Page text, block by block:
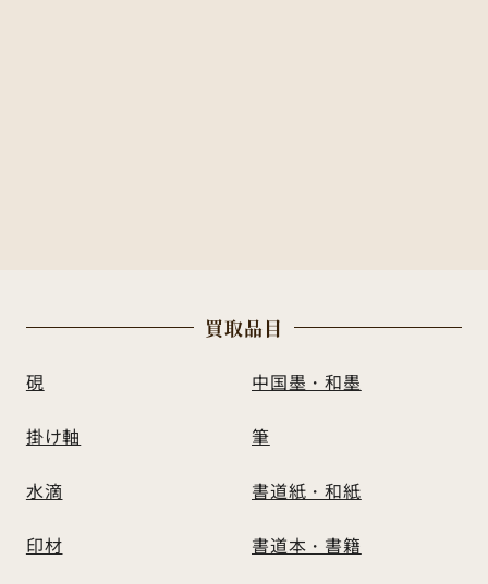
買取品 目
硯 中国墨・和墨
掛け軸 筆
水滴 書道紙・和紙
印材 書道本・書籍